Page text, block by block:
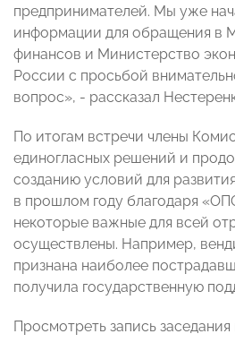
предпринимателей. Мы уже
информации для обращения в
финансов и Министерство
России с просьбой
вопрос», - рассказал
По итогам встречи члены
единогласных решений и
созданию условий для
в прошлом году благодаря
некоторые важные для всей
осуществлены. Например,
признана наиболее
получила государственную
Просмотреть запись